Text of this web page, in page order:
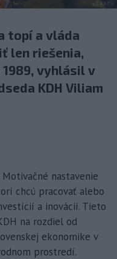
topí a vláda
len riešenia,
vyhlásil v
KDH Viliam
Motivačné nastavenie
chcú pracovať alebo
a inovácií. Tieto
na rozdiel od
ekonomike v
prostredí.